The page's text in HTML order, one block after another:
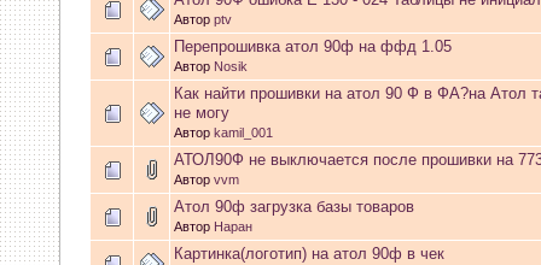
прошить до 7926, чтобы
Атол 11 видится в системе
копировании f67.con на
после этого нет никакой
сделать? Спасибо.
Автор ptv
Перепрошивка атол 90ф на ффд 1.05
Автор Nosik
Как найти прошивки на атол 90 Ф в ФА?на Атол
не могу
Автор kamil_001
АТОЛ90Ф не выключается после прошивки на
Автор vvm
Атол 90ф загрузка базы товаров
Автор Наран
Картинка(логотип) на атол 90ф в чек